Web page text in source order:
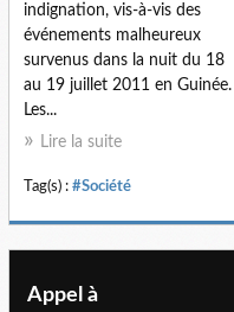
indignation, vis-à-vis des
événements malheureux
survenus dans la nuit du 18
au 19 juillet 2011 en Guinée.
Les...
Lire la suite
Tag(s) : #Société
Appel à